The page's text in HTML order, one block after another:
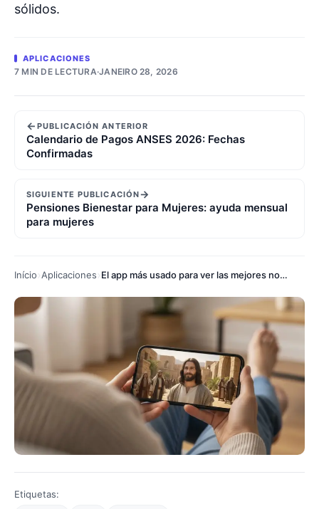
sólidos.
APLICACIONES
7 MIN DE LECTURA·JANEIRO 28, 2026
←PUBLICACIÓN ANTERIOR
Calendario de Pagos ANSES 2026: Fechas
Confirmadas
SIGUIENTE PUBLICACIÓN→
Pensiones Bienestar para Mujeres: ayuda mensual
para mujeres
Início Aplicaciones El app más usado para ver las mejores novelas cristianas
Etiquetas: